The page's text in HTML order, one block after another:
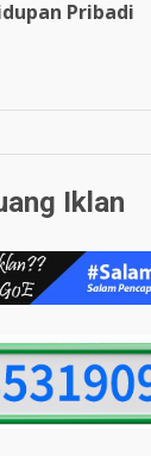
Pribadi
Iklan